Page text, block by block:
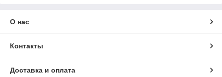
О нас
Контакты
Доставка и оплата